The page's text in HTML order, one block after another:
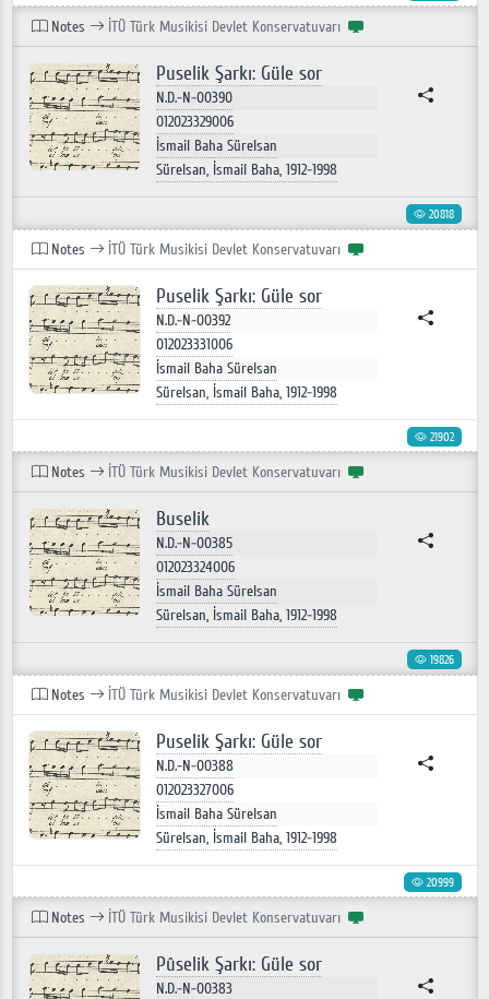
Notes İTÜ Türk Musikisi Devlet Konservatuvarı
Puselik Şarkı: Güle sor
N.D.-N-00390
012023329006
İsmail Baha Sürelsan
Sürelsan, İsmail Baha, 1912-1998
20818
Notes İTÜ Türk Musikisi Devlet Konservatuvarı
Puselik Şarkı: Güle sor
N.D.-N-00392
012023331006
İsmail Baha Sürelsan
Sürelsan, İsmail Baha, 1912-1998
21902
Notes İTÜ Türk Musikisi Devlet Konservatuvarı
Buselik
N.D.-N-00385
012023324006
İsmail Baha Sürelsan
Sürelsan, İsmail Baha, 1912-1998
19826
Notes İTÜ Türk Musikisi Devlet Konservatuvarı
Puselik Şarkı: Güle sor
N.D.-N-00388
012023327006
İsmail Baha Sürelsan
Sürelsan, İsmail Baha, 1912-1998
20999
Notes İTÜ Türk Musikisi Devlet Konservatuvarı
Pûselik Şarkı: Güle sor
N.D.-N-00383